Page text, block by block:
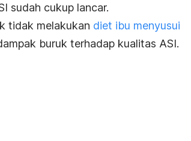
sudah cukup lancar.
tidak melakukan diet ibu menyusui
buruk terhadap kualitas ASI.